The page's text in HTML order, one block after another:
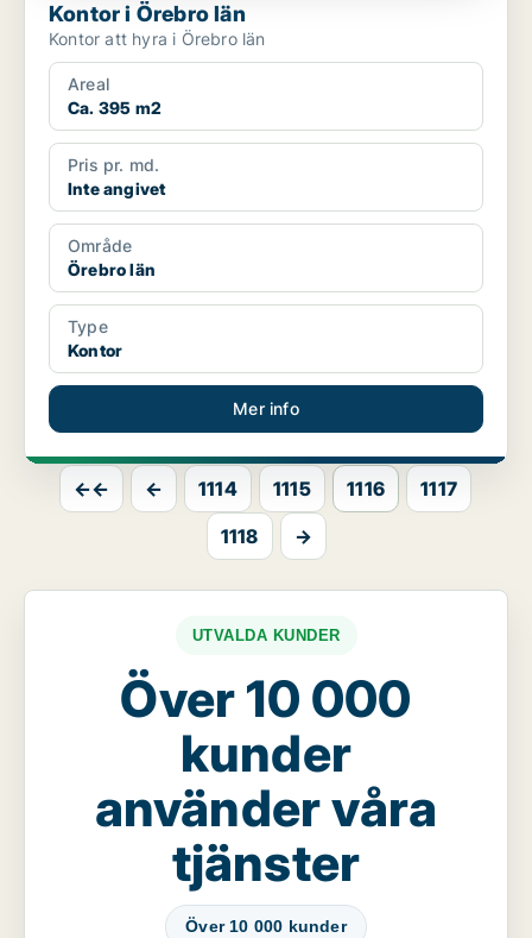
Kontor i Örebro län
Kontor att hyra i Örebro län
Areal
Ca. 395 m2
Pris pr. md.
Inte angivet
Område
Örebro län
Type
Kontor
Mer info
←← ← 1114 1115 1116
1117
1118
→
UTVALDA KUNDER
Över 10 000
kunder
använder våra
tjänster
Över 10 000 kunder